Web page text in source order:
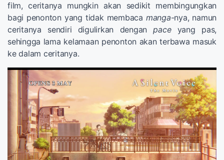
film, ceritanya mungkin akan sedikit membingungkan
bagi penonton yang tidak membaca manga-nya, namun
ceritanya sendiri digulirkan denganpaceyang pas,
sehingga lama kelamaan penonton akan terbawa masuk
ke dalam ceritanya.